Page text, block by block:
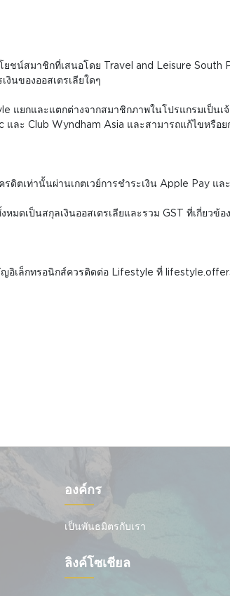
ชน์สมาชิกที่เสนอโดย Travel and Leisure South
นของออสเตรเลียใดๆ
แยกและแตกต่างจากสมาชิกภาพในโปรแกรมเป็
ละ Club Wyndham Asia และสามารถแก้ไขหรือย
ครดิตเท่านั้นผ่านเกตเวย์การชำระเงิน Apple Pay
มดเป็นสกุลเงินออสเตรเลียและรวม GST ที่เกี่ยวข้อง
อิเล็กทรอนิกส์ควรติดต่อ Lifestyle ที่
องค์กร
เป็นพันธมิตรกับเรา
ลิงค์โซเชียล